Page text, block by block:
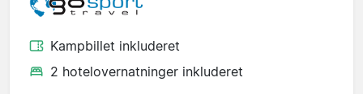
Kampbillet inkluderet
2 hotelovernatninger inkluderet